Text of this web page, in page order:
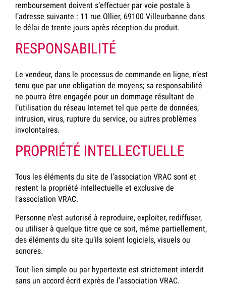
remboursement doivent s’effectuer par voie postale à
l’adresse suivante : 11 rue Ollier, 69100 Villeurbanne dans
le délai de trente jours après réception du produit.
RESPONSABILITÉ
Le vendeur, dans le processus de commande en ligne, n’est
tenu que par une obligation de moyens; sa responsabilité
ne pourra être engagée pour un dommage résultant de
l’utilisation du réseau Internet tel que perte de données,
intrusion, virus, rupture du service, ou autres problèmes
involontaires.
PROPRIÉTÉ INTELLECTUELLE
Tous les éléments du site de l’association VRAC sont et
restent la propriété intellectuelle et exclusive de
l’association VRAC.
Personne n’est autorisé à reproduire, exploiter, rediffuser,
ou utiliser à quelque titre que ce soit, même partiellement,
des éléments du site qu’ils soient logiciels, visuels ou
sonores.
Tout lien simple ou par hypertexte est strictement interdit
sans un accord écrit exprès de l’association VRAC.